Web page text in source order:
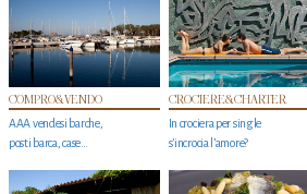
COMPRO&VENDO
AAA vendesi barche,
posti barca, case…
CROCIERE&CHARTER
In crociera per single
s'incrocia l’amore?